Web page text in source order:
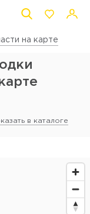
на карте
в каталоге